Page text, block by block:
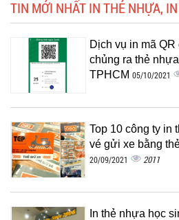
TIN MỚI NHẤT IN THẺ NHỰA,
Dịch vụ in mã
chủng ra thẻ
TPHCM 05/10/2021
Top 10 công ty in
vé gửi xe bằng
20/09/2021 2011
In thẻ nhựa học